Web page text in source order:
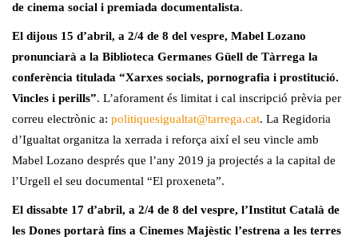
de cinema social i premiada documentalista.
El dijous 15 d’abril, a 2/4 de 8 del vespre, Mabel Lozano
pronunciarà a la Biblioteca Germanes Güell de Tàrrega la
conferència titulada “Xarxes socials, pornografia i prostitució.
Vincles i perills”. L’aforament és limitat i cal inscripció prèvia per
correu electrònic a: politiquesigualtat@tarrega.cat. La Regidoria
d’Igualtat organitza la xerrada i reforça així el seu vincle amb
Mabel Lozano després que l’any 2019 ja projectés a la capital de
l’Urgell el seu documental “El proxeneta”.
El dissabte 17 d’abril, a 2/4 de 8 del vespre, l’Institut Català de
les Dones portarà fins a Cinemes Majèstic l’estrena a les terres